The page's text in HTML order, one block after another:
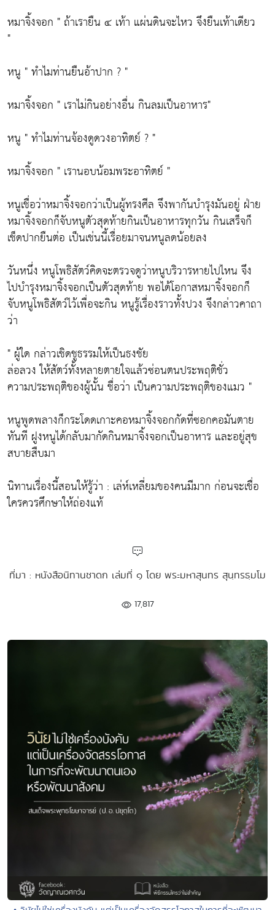
หมาจิ้งจอก " ถ้าเรายืน ๔ เท้า แผ่นดินจะไหว จึงยืนเท้าเดียว
"
หนู " ทำไมท่านยืนอ้าปาก ? "
หมาจิ้งจอก " เราไม่กินอย่างอื่น กินลมเป็นอาหาร"
หนู " ทำไมท่านจ้องดูดวงอาทิตย์ ? "
หมาจิ้งจอก " เรานอบน้อมพระอาทิตย์ "
หนูเชื่อว่าหมาจิ้งจอกว่าเป็นผู้ทรงศีล จึงพากันบำรุงมันอยู่ ฝ่าย
หมาจิ้งจอกก็จับหนูตัวสุดท้ายกินเป็นอาหารทุกวัน กินเสร็จก็
เช็ดปากยืนต่อ เป็นเช่นนี้เรื่อยมาจนหนูลดน้อยลง
วันหนึ่ง หนูโพธิสัตว์คิดจะตรวจดูว่าหนูบริวารหายไปไหน จึง
ไปบำรุงหมาจิ้งจอกเป็นตัวสุดท้าย พอได้โอกาสหมาจิ้งจอกก็
จับหนูโพธิสัตว์ไว้เพื่อจะกิน หนูรู้เรื่องราวทั้งปวง จึงกล่าวคาถา
ว่า
" ผู้ใด กล่าวเชิดชูธรรมให้เป็นธงชัย
ล่อลวง ให้สัตว์ทั้งหลายตายใจแล้วซ่อนตนประพฤติชั่ว
ความประพฤติของผู้นั้น ชื่อว่า เป็นความประพฤติของแมว "
หนูพูดพลางก็กระโดดเกาะคอหมาจิ้งจอกกัดที่ซอกคอมันตาย
ทันที ฝูงหนูได้กลับมากัดกินหมาจิ้งจอกเป็นอาหาร และอยู่สุข
สบายสืบมา
นิทานเรื่องนี้สอนให้รู้ว่า : เล่ห์เหลี่ยมของคนมีมาก ก่อนจะเชื่อ
ใครควรศึกษาให้ถ่องแท้
ที่มา : หนังสือนิทานชาดก เล่มที่ ๑ โดย พระมหาสุนทร สุนฺทรธฺมโม
17,817